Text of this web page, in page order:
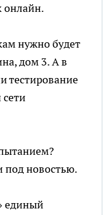
онлайн.
нужно будет
дом 3. А в
тестирование
под новостью.
единый